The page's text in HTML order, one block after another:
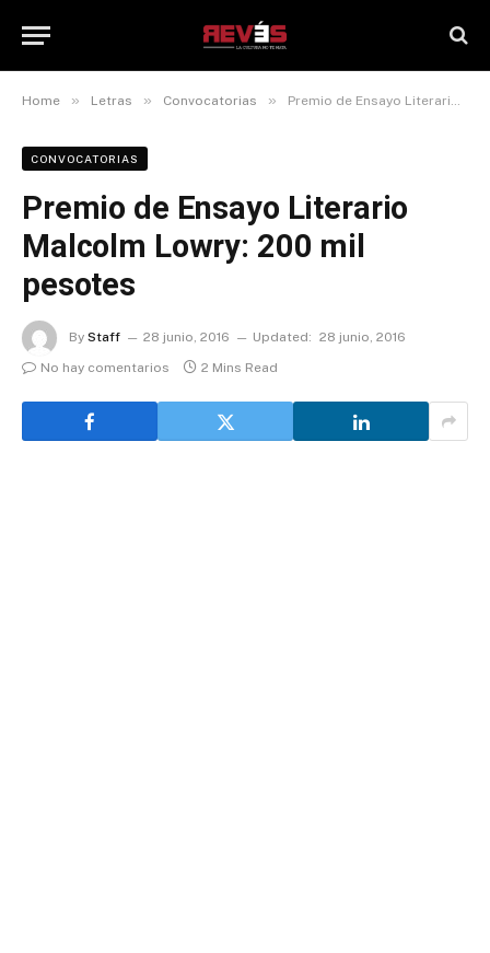
Home » Letras » Convocatorias » Premio de Ensayo Literario Malcolm Lowry: 200 mil pesotes
CONVOCATORIAS
Premio de Ensayo Literario
Malcolm Lowry: 200 mil
pesotes
By Staff 28 junio, 2016 Updated: 28 junio, 2016
No hay comentarios
2 Mins Read